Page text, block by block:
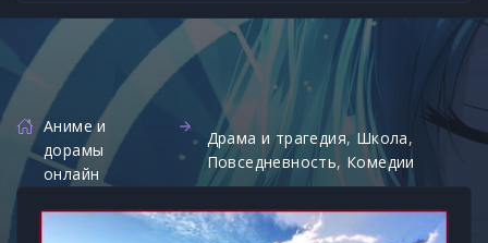
Аниме и
дорамы
онлайн
Драма и трагедия,Школа,
Повседневность, Комедии